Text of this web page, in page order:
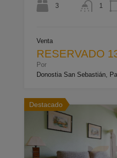
3 1
Venta
RESERVADO
Por
Donostia San Sebastián,
Destacado